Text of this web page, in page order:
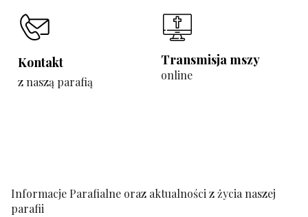
Kontakt
z naszą parafią
Transmisja mszy
online
Informacje Parafialne oraz aktualności z życia naszej
parafii